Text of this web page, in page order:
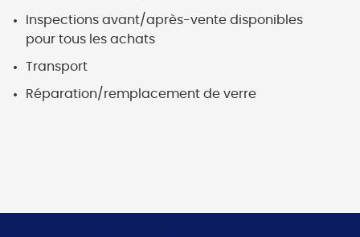
Inspections avant/après-vente disponibles
pour tous les achats
Transport
Réparation/remplacement de verre